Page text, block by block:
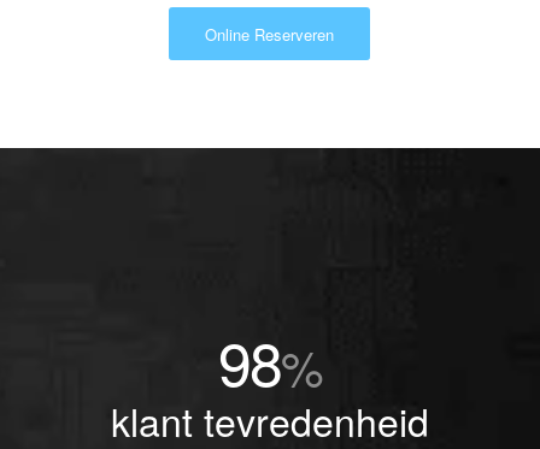
Online Reserveren
98%
klant tevredenheid